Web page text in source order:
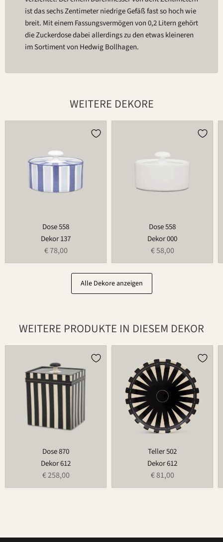
ist das sechs Zentimeter niedrige Gefäß fast so hoch wie
breit. Mit einem Fassungsvermögen von 0,2 Litern gehört
die Zuckerdose dabei allerdings zu den etwas kleineren
im Sortiment von Hedwig Bollhagen.
WEITERE DEKORE
Dose 558
Dekor 137
€ 78,00
Dose 558
Dekor 000
€ 58,00
Alle Dekore anzeigen
WEITERE PRODUKTE IN DIESEM DEKOR
Dose 870
Dekor 612
€ 258,00
Teller 502
Dekor 612
€ 81,00